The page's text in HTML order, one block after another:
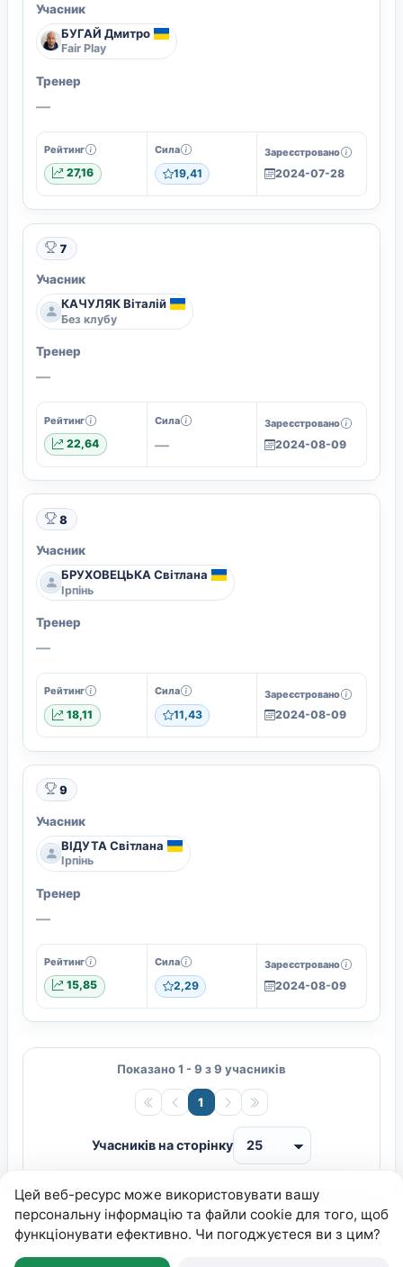
Цей веб-ресурс може використовувати вашу
персональну інформацію та файли cookie для того, щоб
функціонувати ефективно. Чи погоджуєтеся ви з цим?
Учасник
БУГАЙ Дмитро
Fair Play
Тренер
—
Рейтинг
27,16
Сила
19,41
Зареєстровано
2024-07-28
7
Учасник
КАЧУЛЯК Віталій
Без клубу
Тренер
—
Рейтинг
22,64
Сила
—
Зареєстровано
2024-08-09
8
Учасник
БРУХОВЕЦЬКА Світлана
Ірпінь
Тренер
—
Рейтинг
18,11
Сила
11,43
Зареєстровано
2024-08-09
9
Учасник
ВІДУТА Світлана
Ірпінь
Тренер
—
Рейтинг
15,85
Сила
2,29
Зареєстровано
2024-08-09
Показано 1 - 9 з 9 учасників
1
Учасників на сторінку